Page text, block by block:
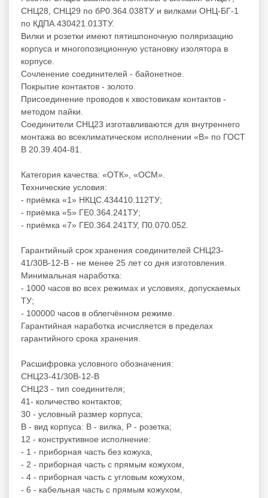
СНЦ28, СНЦ29 по бР0.364.038ТУ и вилками ОНЦ-БГ-1
по КДПА.430421.01ЗТУ.
Вилки и розетки имеют пятишпоночную поляризацию
корпуса и многопозиционную установку изолятора в
корпусе.
Сочленение соединителей - байонетное.
Покрытие контактов - золото.
Присоединение проводов к хвостовикам контактов -
методом пайки.
Соединители СНЦ23 изготавливаются для внутреннего
монтажа во всеклиматическом исполнении «В» по ГОСТ
В 20.39.404-81.
Категория качества: «ОТК», «ОСМ».
Технические условия:
- приёмка «1» НКЦС.434410.112ТУ;
- приёмка «5» ГЕ0.364.241ТУ;
- приёмка «7» ГЕ0.364.241ТУ, П0.070.052.
Гарантийный срок хранения соединителей СНЦ23-
41/30В-12-В - не менее 25 лет со дня изготовления.
Минимальная наработка:
- 1000 часов во всех режимах и условиях, допускаемых
ТУ;
- 100000 часов в облегчённом режиме.
Гарантийная наработка исчисляется в пределах
гарантийного срока хранения.
Расшифровка условного обозначения:
СНЦ23-41/30В-12-В
СНЦ23 - тип соединителя;
41- количество контактов;
30 - условный размер корпуса;
В - вид корпуса: В - вилка, Р - розетка;
12 - конструктивное исполнение:
- 1 - приборная часть без кожуха,
- 2 - приборная часть с прямым кожухом,
- 4 - приборная часть с угловым кожухом,
- 6 - кабельная часть с прямым кожухом,